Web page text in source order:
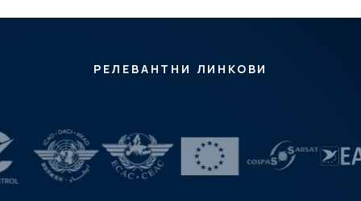
РЕЛЕВАНТНИ ЛИНКОВИ